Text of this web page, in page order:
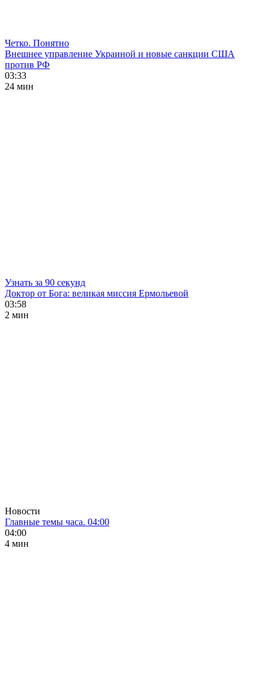
Четко. Понятно
Внешнее управление Украиной и новые санкции США
против РФ
03:33
24 мин
Узнать за 90 секунд
Доктор от Бога: великая миссия Ермольевой
03:58
2 мин
Новости
Главные темы часа. 04:00
04:00
4 мин